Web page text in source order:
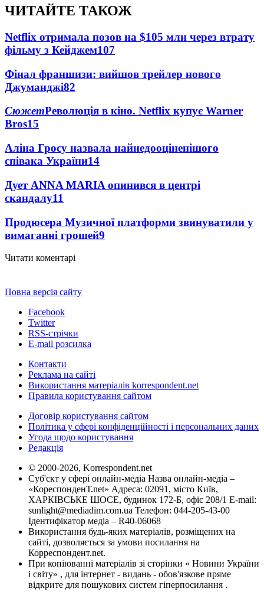
ЧИТАЙТЕ ТАКОЖ
Netflix отримала позов на $105 млн через втрату
фільму з Кейджем107
Фінал франшизи: вийшов трейлер нового
Джуманджі82
СюжетРеволюція в кіно. Netflix купує Warner
Bros15
Аліна Гросу назвала найнедооціненішого
співака України14
Дует ANNA MARIA опинився в центрі
скандалу11
Продюсера Музичної платформи звинуватили у
вимаганні грошей9
Читати коментарі
Повна версія сайту
Facebook
Twitter
RSS-стрічки
E-mail розсилка
Контакти
Реклама на сайті
Використання матеріалів korrespondent.net
Правила користування сайтом
Договір користування сайтом
Політика у сфері конфіденційності і персональних даних
Угода щодо користування
Редакція
© 2000-2026, Korrespondent.net
Суб'єкт у сфері онлайн-медіа Назва онлайн-медіа –
«КореспонденТ.net» Адреса: 02091, місто Київ,
ХАРКІВСЬКЕ ШОСЕ, будинок 172-Б, офіс 208/1 E-mail:
sunlight@mediadim.com.ua Телефон: 044-205-43-00
Ідентифікатор медіа – R40-06068
Використання будь-яких матеріалів, розміщених на
сайті, дозволяється за умови посилання на
Корреспондент.net.
При копіюванні матеріалів зі сторінки « Новини України
і світу» , для інтернет - видань - обов'язкове пряме
відкрите для пошукових систем гіперпосилання .